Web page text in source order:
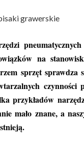
pneumatycznych
na
sprzęt sprawdza
czynności
przykładów
mało znane, a